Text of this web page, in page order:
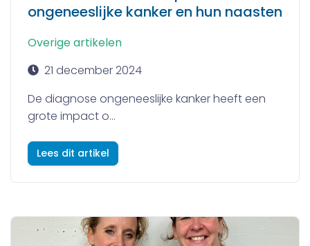
ongeneeslijke kanker en hun naasten
Overige artikelen
21 december 2024
De diagnose ongeneeslijke kanker heeft een
grote impact o...
Lees dit artikel